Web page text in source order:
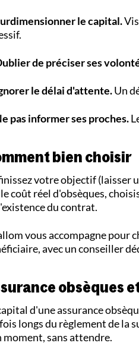
le capital.
de préciser ses
le délai d'attente.Un
pas informer ses proches.
bien choisir
votre objectif (laisser
coût réel d'obsèques,
du contrat.
vous accompagne pour
avec un conseiller
obsèques
d'une assurance
longs du règlement de la
moment, sans attendre.